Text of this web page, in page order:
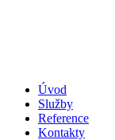
Úvod
Služby
Reference
Kontakty